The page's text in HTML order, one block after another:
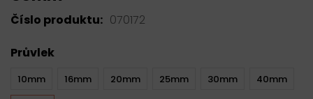
Číslo produktu: 070172
Průvlek
10mm 16mm 20mm 25mm 30mm 40mm